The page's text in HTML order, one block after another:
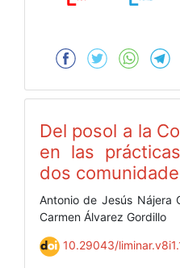
Del posol a la
en las
dos
Antonio de Jesús Nájera
Carmen Álvarez Gordillo
10.29043/